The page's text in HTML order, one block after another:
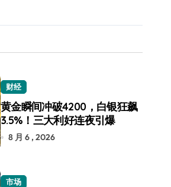
财经
黄金瞬间冲破4200，白银狂飙
3.5%！三大利好连夜引爆
8 月 6 , 2026
市场